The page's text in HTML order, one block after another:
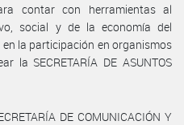
contar con herramientas al
social y de la economía del
la participación en organismos
la SECRETARÍA DE ASUNTOS
DE COMUNICACIÓN Y